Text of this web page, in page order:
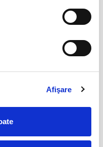
Afişare
biletelor sau
procesare, emitere
in care veti solicita livrarea
site-ului Bilete.ro
aug
23